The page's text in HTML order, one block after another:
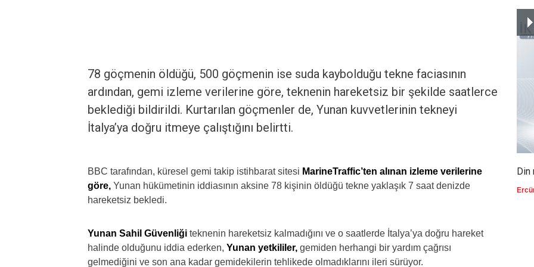
78 göçmenin öldüğü, 500 göçmenin ise suda kaybolduğu tekne faciasının
ardından, gemi izleme verilerine göre, teknenin hareketsiz bir şekilde saatlerce
beklediği bildirildi. Kurtarılan göçmenler de, Yunan kuvvetlerinin tekneyi
İtalya’ya doğru itmeye çalıştığını belirtti.
BBC tarafından, küresel gemi takip istihbarat sitesi MarineTraffic’ten alınan izleme verilerine
göre, Yunan hükümetinin iddiasının aksine 78 kişinin öldüğü tekne yaklaşık 7 saat denizde
hareketsiz bekledi.
Yunan Sahil Güvenliği teknenin hareketsiz kalmadığını ve o saatlerde İtalya’ya doğru hareket
halinde olduğunu iddia ederken, Yunan yetkililer, gemiden herhangi bir yardım çağrısı
gelmediğini ve son ana kadar gemidekilerin tehlikede olmadıklarını ileri sürüyor.
Din